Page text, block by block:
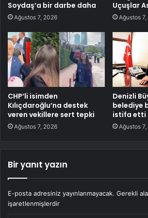
Soydaş’a bir darbe daha
Ağustos 7, 2026
Uçuşlar
Ağustos
CHP’li isimden
Kılıçdaroğlu’na destek
veren vekillere sert tepki
Ağustos 7, 2026
Denizli
belediye
istifa etti
Ağustos
Bir yanıt yazın
E-posta adresiniz yayınlanmayacak. Gerekli
işaretlenmişlerdir